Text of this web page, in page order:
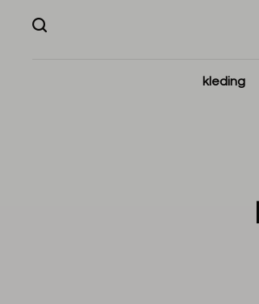
kleding